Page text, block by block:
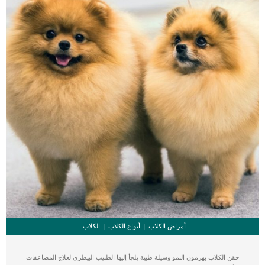
أمراض الكلاب أنواع الكلاب الكلاب
حقن الكلاب بهرمون النمو وسيلة طبية يلجأ إليها الطبيب البيطري لعلاج المضاعفات